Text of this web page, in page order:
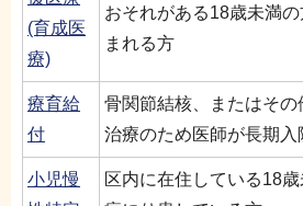
(育成医
療)
おそれがある18歳未満
まれる方
療育給
付
骨関節結核、またはそ
治療のため医師が長期入
小児慢
区内に在住している18